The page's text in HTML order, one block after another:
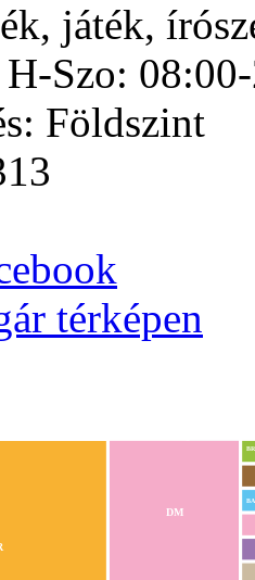
játék,
H-Szo:
Földszint
térképen
DM